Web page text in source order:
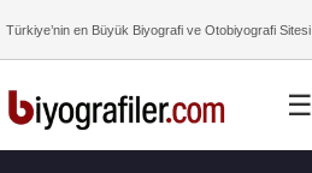
Türkiye’nin en Büyük Biyografi ve Otobiyografi Sitesi
☰